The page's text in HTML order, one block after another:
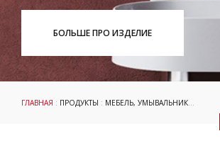
БОЛЬШЕ ПРО ИЗДЕЛИЕ
ГЛАВНАЯ : ПРОДУКТЫ : МЕБЕЛЬ, УМЫВАЛЬНИКИ И ТУАЛЕТЫ